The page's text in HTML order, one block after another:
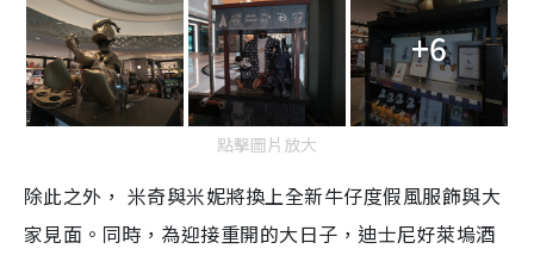
+6
點擊圖片放大
除此之外， 米奇與米妮將換上全新牛仔度假風服飾與大
家見面。同時，為迎接重開的大日子，迪士尼好萊塢酒